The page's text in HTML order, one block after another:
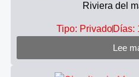
Riviera del
Tipo: PrivadoDías:
Lee